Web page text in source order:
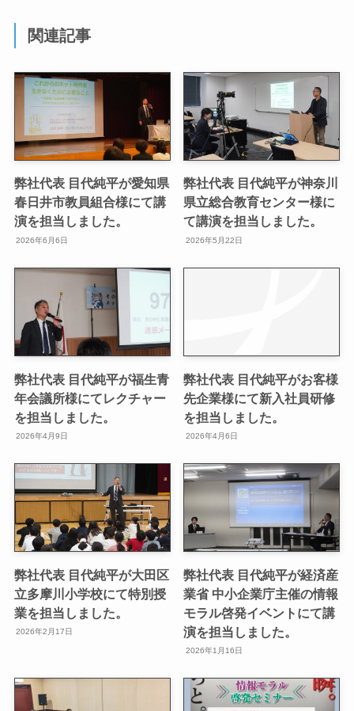
関連記事
弊社代表 目代純平が愛知県
春日井市教員組合様にて講
演を担当しました。
2026年6月6日
弊社代表 目代純平が神奈川
県立総合教育センター様に
て講演を担当しました。
2026年5月22日
弊社代表 目代純平が福生青
年会議所様にてレクチャー
を担当しました。
2026年4月9日
弊社代表 目代純平がお客様
先企業様にて新入社員研修
を担当しました。
2026年4月6日
弊社代表 目代純平が大田区
立多摩川小学校にて特別授
業を担当しました。
2026年2月17日
弊社代表 目代純平が経済産
業省 中小企業庁主催の情報
モラル啓発イベントにて講
演を担当しました。
2026年1月16日